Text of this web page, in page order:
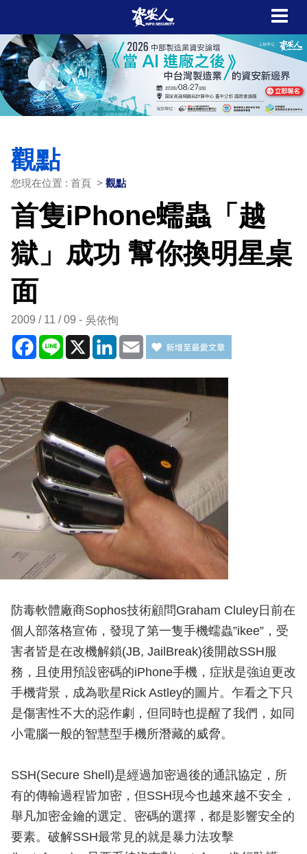
觀點
您現在位置 : 首頁 > 觀點
首隻iPhone蠕蟲「越
獄」成功 幫你換明星桌
面
2009 / 11 / 09 吳依恂
Facebook
Line X LinkedIn
Email
防毒軟體廠商Sophos技術顧問Graham Cluley日前在
個人部落格宣佈，發現了第一隻手機蠕蟲”ikee”，受
害者皆是在改機解鎖(JB, JailBreak)後開啟SSH服
務，且使用預設密碼的iPhone手機，症狀是強迫更改
手機背景，成為歌星Rick Astley的圖片。乍看之下只
是傷害性不大的惡作劇，但同時也提醒了我們，如同
小電腦一般的智慧型手機所潛藏的威脅。
SSH(Secure Shell)是經過加密過後的通訊協定，所
有的傳輸過程皆加密，但SSH現今也越來越不安全，
舉凡加密金鑰的選定、密碼的選擇，都是影響安全的
要素。破解SSH最常見的就是暴力法攻擊